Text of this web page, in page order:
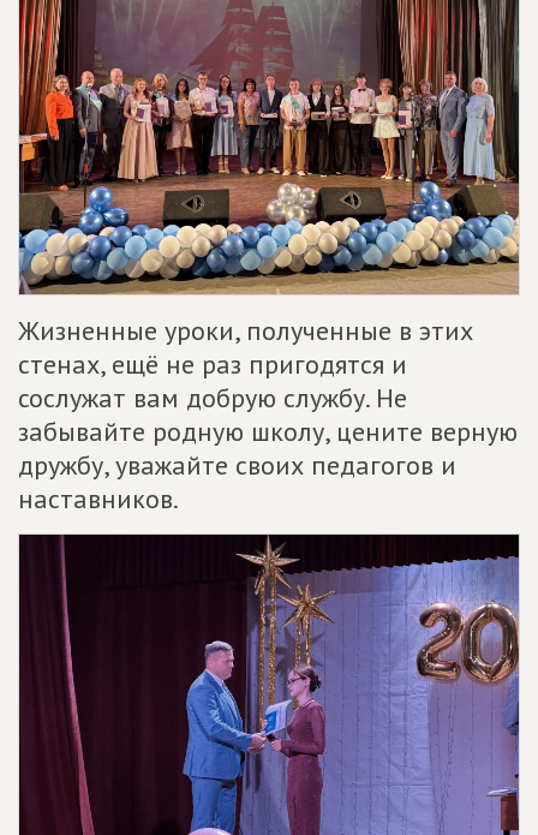
Жизненные уроки, полученные в этих
стенах, ещё не раз пригодятся и
сослужат вам добрую службу. Не
забывайте родную школу, цените верную
дружбу, уважайте своих педагогов и
наставников.